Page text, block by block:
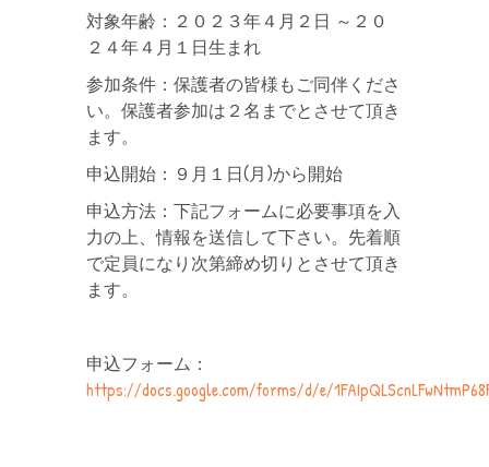
対象年齢：２０２３年４月２日 ～２０
２４年４月１日生まれ
参加条件：保護者の皆様もご同伴くださ
い。保護者参加は２名までとさせて頂き
ます。
申込開始：９月１日(月)から開始
申込方法：下記フォームに必要事項を入
力の上、情報を送信して下さい。先着順
で定員になり次第締め切りとさせて頂き
ます。
申込フォーム：
https://docs.google.com/forms/d/e/